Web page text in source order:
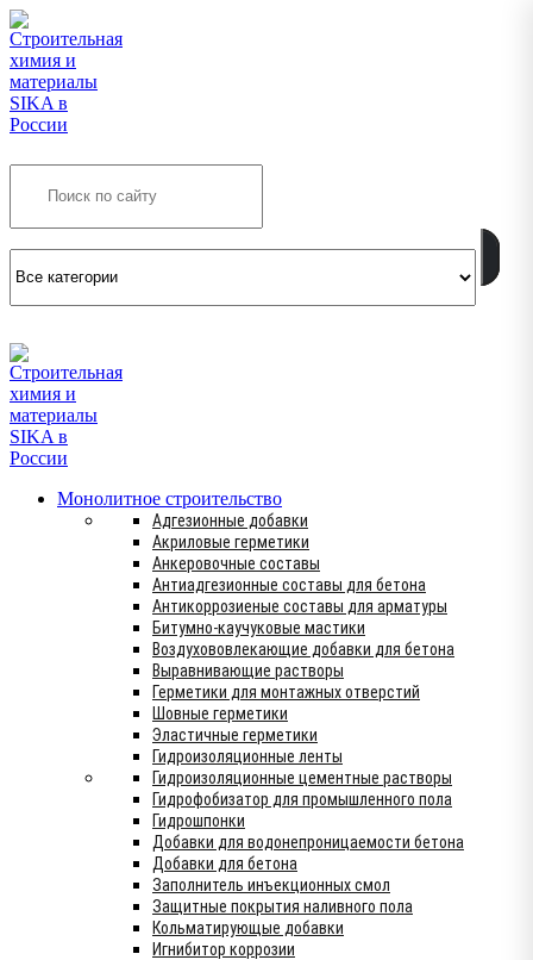
Монолитное строительство
Адгезионные добавки
Акриловые герметики
Анкеровочные составы
Антиадгезионные составы для бетона
Антикоррозиеные составы для арматуры
Битумно-каучуковые мастики
Воздухововлекающие добавки для бетона
Выравнивающие растворы
Герметики для монтажных отверстий
Шовные герметики
Эластичные герметики
Гидроизоляционные ленты
Гидроизоляционные цементные растворы
Гидрофобизатор для промышленного пола
Гидрошпонки
Добавки для водонепроницаемости бетона
Добавки для бетона
Заполнитель инъекционных смол
Защитные покрытия наливного пола
Кольматирующые добавки
Игнибитор коррозии